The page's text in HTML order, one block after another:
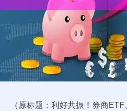
（原标题：利好共振！券商
沪深300